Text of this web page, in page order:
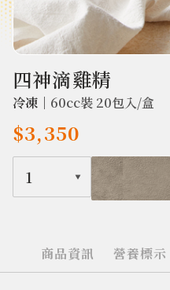
四神滴雞精
冷凍｜ 60cc裝 20包入/盒
$3,350
1
商品資訊 營養標示